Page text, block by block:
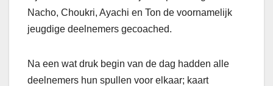
Nacho, Choukri, Ayachi en Ton de voornamelijk
jeugdige deelnemers gecoached.
Na een wat druk begin van de dag hadden alle
deelnemers hun spullen voor elkaar; kaart